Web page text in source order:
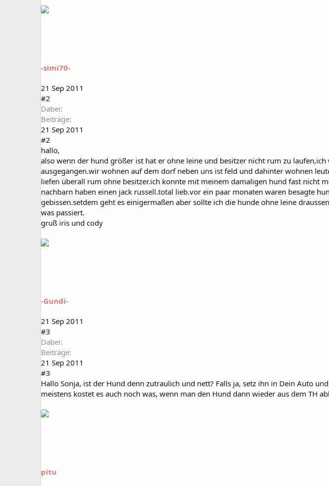
-simi70-
21 Sep 2011
#2
Dabei
Beiträge
21 Sep 2011
#2
hallo,
also wenn der hund größer ist hat er ohne leine und besitzer nicht rum zu
ausgegangen.wir wohnen auf dem dorf neben uns ist feld und dahinter wohnen
liefen überall rum ohne besitzer.ich konnte mit meinem damaligen hund fast nicht
nachbarn haben einen jack russell.total lieb.vor ein paar monaten waren besagte
gebissen.setdem geht es einigermaßen aber sollte ich die hunde ohne leine
was passiert.
gruß iris und cody
-Gundi-
21 Sep 2011
#3
Dabei
Beiträge
21 Sep 2011
#3
Hallo Sonja, ist der Hund denn zutraulich und nett? Falls ja, setz ihn in Dein Auto
meistens kostet es auch noch was, wenn man den Hund dann wieder aus dem TH
pitu